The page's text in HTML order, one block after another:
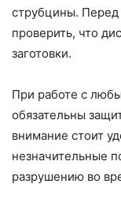
струбцины.
проверить, что
заготовки.
При работе с
обязательны
внимание стоит
незначительные
разрушению во